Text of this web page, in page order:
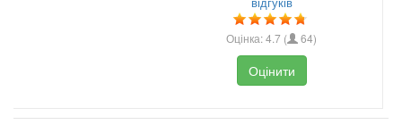
Оцінка:4.7 ( 64)
Оцінити